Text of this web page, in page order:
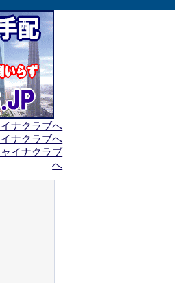
ナクラブへ
ナクラブへ
イナクラブ
へ